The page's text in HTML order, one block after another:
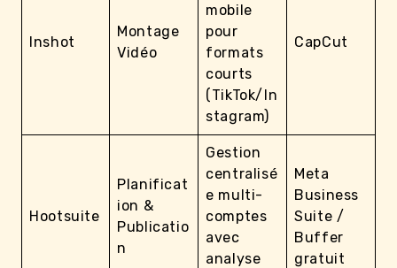
Inshot
Montage
Vidéo
mobile
pour
formats
courts
(TikTok/In
stagram)
CapCut
Hootsuite
Planificat
ion &
Publicatio
n
Gestion
centralisé
e multi-
comptes
avec
analyse
Meta
Business
Suite /
Buffer
gratuit